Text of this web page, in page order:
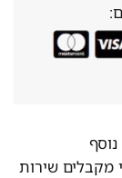
שירות